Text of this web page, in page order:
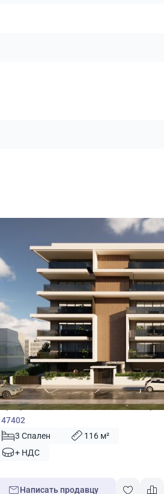
000
с 3 спальнями в Никосия, Кипр
3 Спален
116 м²
+ НДС
Написать продавцу